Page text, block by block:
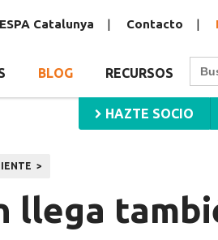
Catalunya Contacto
BLOG RECURSOS
HAZTE SOCIO
llega